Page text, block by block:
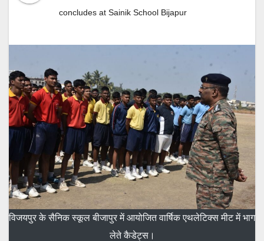
concludes at Sainik School Bijapur
विजयपुर के सैनिक स्कूल बीजापुर में आयोजित वार्षिक एथलेटिक्स मीट में भाग
लेते कैडेट्स।